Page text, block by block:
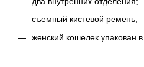
съемный кистевой ремень;
женский кошелек упакован